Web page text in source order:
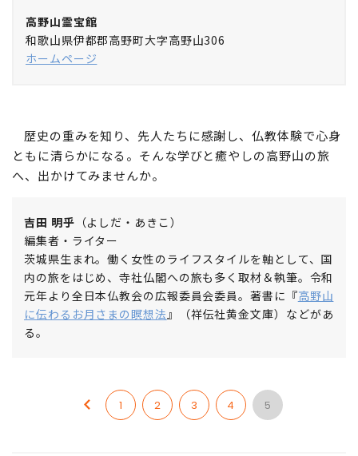
高野山霊宝館
和歌山県伊都郡高野町大字高野山306
ホームページ
歴史の重みを知り、先人たちに感謝し、仏教体験で心身
ともに清らかになる。そんな学びと癒やしの高野山の旅
へ、出かけてみませんか。
吉田 明乎 （よしだ・あきこ）
編集者・ライター
茨城県生まれ。働く女性のライフスタイルを軸として、国
内の旅をはじめ、寺社仏閣への旅も多く取材＆執筆。令和
元年より全日本仏教会の広報委員会委員。著書に『高野山
に伝わるお月さまの瞑想法』（祥伝社黄金文庫）などがあ
る。
1 2 3 4 5